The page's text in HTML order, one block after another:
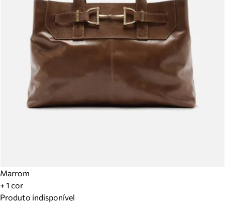
Marrom
+ 1 cor
Produto indisponível